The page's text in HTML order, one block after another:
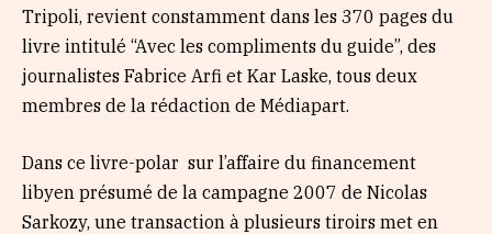
Tripoli, revient constamment dans les 370 pages du
livre intitulé “Avec les compliments du guide”, des
journalistes Fabrice Arfi et Kar Laske, tous deux
membres de la rédaction de Médiapart.
Dans ce livre-polar sur l’affaire du financement
libyen présumé de la campagne 2007 de Nicolas
Sarkozy, une transaction à plusieurs tiroirs met en